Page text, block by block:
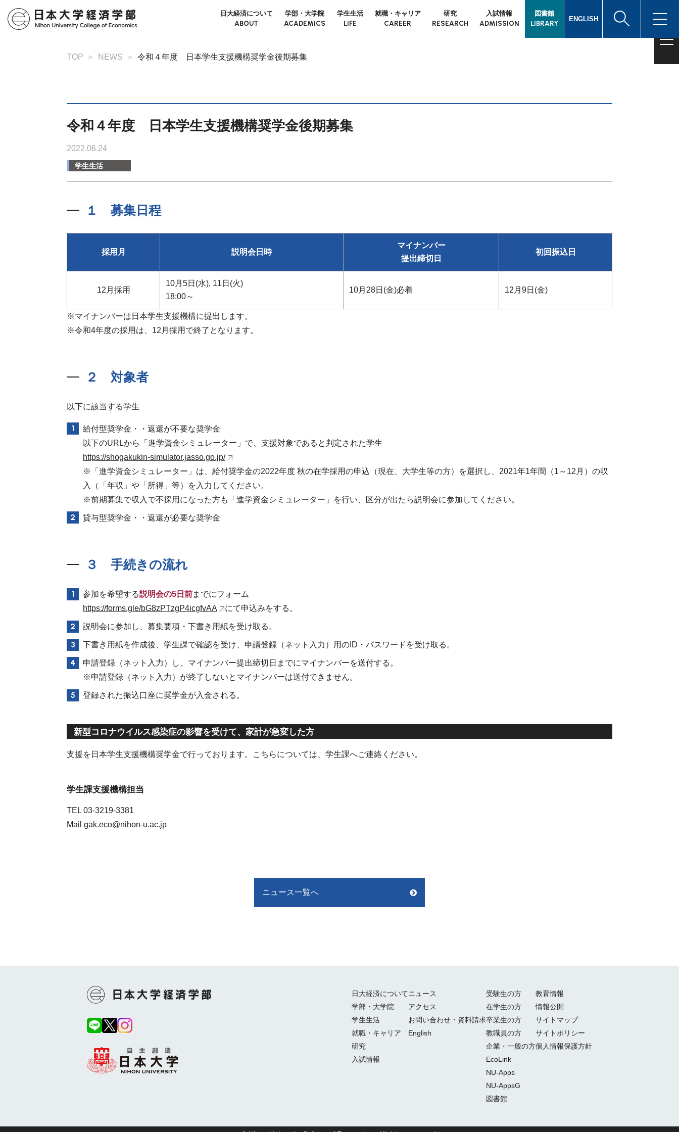
日大経済について
ABOUT
学部・大学院
ACADEMICS
学生生活
LIFE
就職・キャリア
CAREER
研究
RESEARCH
入試情報
ADMISSION
図書館
LIBRARY
ENGLISH
TOP NEWS 令和４年度 日本学生支援機構奨学金後期募集
令和４年度 日本学生支援機構奨学金後期募集
2022.06.24
学生生活
１ 募集日程
採用月 説明会日時
マイナンバー
提出締切日
初回振込日
12月採用
10月5日(水), 11日(火)
18:00～
10月28日(金)必着 12月9日(金)
※マイナンバーは日本学生支援機構に提出します。
※令和4年度の採用は、12月採用で終了となります。
２ 対象者
以下に該当する学生
給付型奨学金・・返還が不要な奨学金
以下のURLから「進学資金シミュレーター」で、支援対象であると判定された学生
https://shogakukin-simulator.jasso.go.jp/
※「進学資金シミュレーター」は、給付奨学金の2022年度 秋の在学採用の申込（現在、大学生等の方）を選択し、2021年1年間（1～12月）の収
入（「年収」や「所得」等）を入力してください。
※前期募集で収入で不採用になった方も「進学資金シミュレーター」を行い、区分が出たら説明会に参加してください。
貸与型奨学金・・返還が必要な奨学金
３ 手続きの流れ
参加を希望する説明会の5日前までにフォーム
https://forms.gle/bG8zPTzgP4icgfvAA
にて申込みをする。
説明会に参加し、募集要項・下書き用紙を受け取る。
下書き用紙を作成後、学生課で確認を受け、申請登録（ネット入力）用のID・パスワードを受け取る。
申請登録（ネット入力）し、マイナンバー提出締切日までにマイナンバーを送付する。
※申請登録（ネット入力）が終了しないとマイナンバーは送付できません。
登録された振込口座に奨学金が入金される。
新型コロナウイルス感染症の影響を受けて、家計が急変した方
支援を日本学生支援機構奨学金で行っております。こちらについては、学生課へご連絡ください。
学生課支援機構担当
TEL 03-3219-3381
Mail gak.eco@nihon-u.ac.jp
ニュース一覧へ
日大経済について
学部・大学院
学生生活
就職・キャリア
研究
入試情報
ニュース
アクセス
お問い合わせ・資料請求
English
受験生の方
在学生の方
卒業生の方
教職員の方
企業・一般の方
EcoLink
NU-Apps
NU-AppsG
図書館
教育情報
情報公開
サイトマップ
サイトポリシー
個人情報保護方針